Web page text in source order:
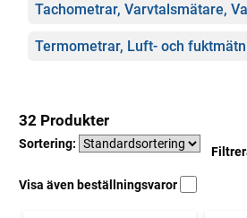
Tachometrar, Varvtalsmätare,
Termometrar, Luft- och
32 Produkter
Sortering:
Visa även beställningsvaror